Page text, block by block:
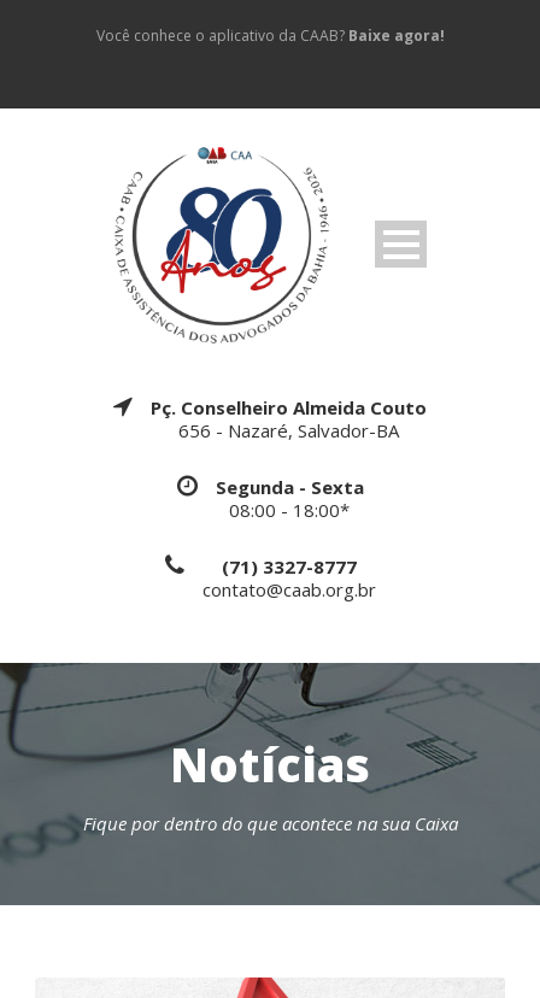
Você conhece o aplicativo da CAAB? Baixe agora!
Pç. Conselheiro Almeida Couto
656 - Nazaré, Salvador-BA
Segunda - Sexta
08:00 - 18:00*
(71) 3327-8777
contato@caab.org.br
Notícias
Fique por dentro do que acontece na sua Caixa